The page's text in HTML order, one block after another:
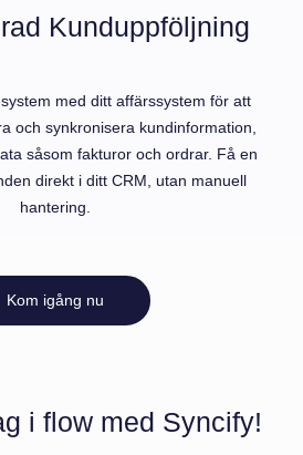
Kunduppföljning
med ditt affärssystem för att
och synkronisera kundinformation,
såsom fakturor och ordrar. Få en
direkt i ditt CRM, utan manuell
hantering.
Kom igång nu
i flow med Syncify!